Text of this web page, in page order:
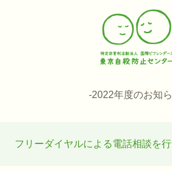
-2022年度のお知
フリーダイヤルによる電話相談を